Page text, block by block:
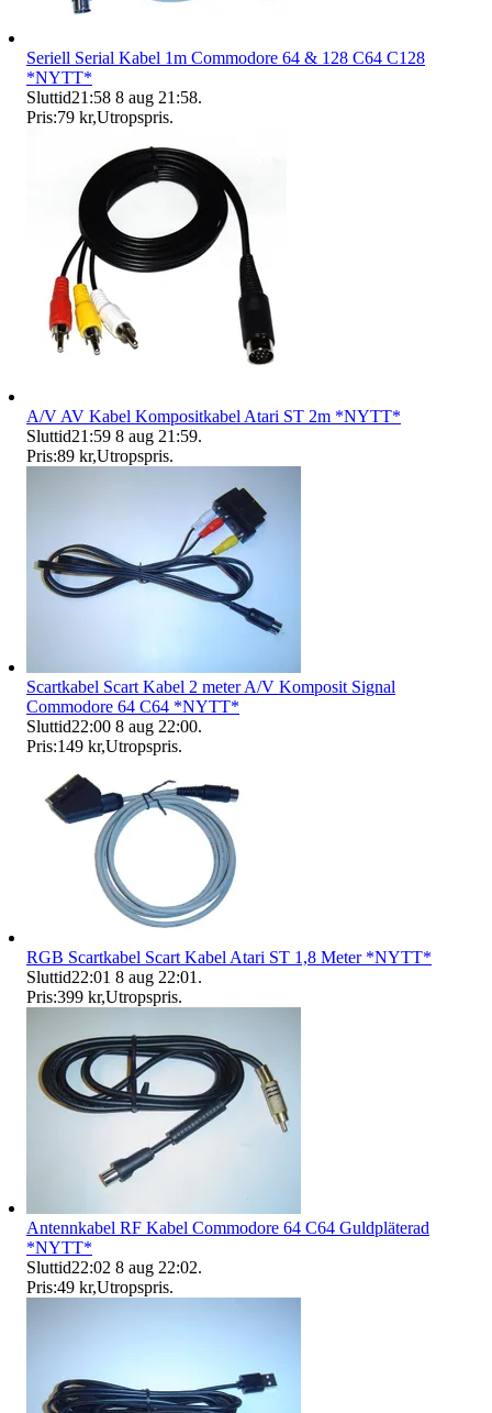
Seriell Serial Kabel 1m Commodore 64 & 128 C64 C128
*NYTT*
Sluttid21:58 8 aug 21:58.
Pris:79 kr,Utropspris.
A/V AV Kabel Kompositkabel Atari ST 2m *NYTT*
Sluttid21:59 8 aug 21:59.
Pris:89 kr,Utropspris.
Scartkabel Scart Kabel 2 meter A/V Komposit Signal
Commodore 64 C64 *NYTT*
Sluttid22:00 8 aug 22:00.
Pris:149 kr,Utropspris.
RGB Scartkabel Scart Kabel Atari ST 1,8 Meter *NYTT*
Sluttid22:01 8 aug 22:01 .
Pris:399 kr,Utropspris.
Antennkabel RF Kabel Commodore 64 C64 Guldpläterad
*NYTT*
Sluttid22:02 8 aug 22:02.
Pris:49 kr,Utropspris.